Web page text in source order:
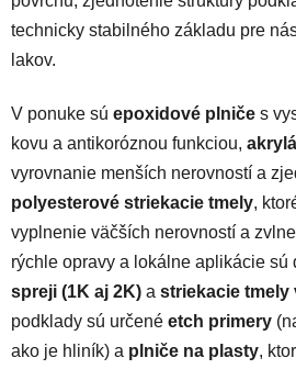
r
v
v
p
i
s
u
technicky stabilného základu pre
lakov.
V ponuke sú epoxidové plniče s
kovu a antikoróznou funkciou,
vyrovnanie menších nerovností a
polyesterové striekacie tmely,
vyplnenie väčších nerovností a
rýchle opravy a lokálne aplikácie sú
spreji (1K aj 2K) a striekacie tmely
podklady sú určené etch primery
ako je hliník) a plniče na plasty,